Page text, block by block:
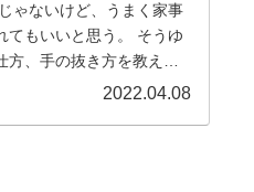
ゃないけど、うまく家事
てもいいと思う。 そうゆ
方、手の抜き方を教えま
2022.04.08